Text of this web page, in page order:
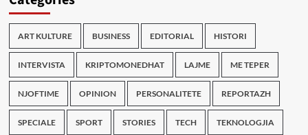
ART KULTURE BUSINESS EDITORIAL HISTORI
INTERVISTA KRIPTOMONEDHAT LAJME ME TEPER
NJOFTIME OPINION PERSONALITETE REPORTAZH
SPECIALE SPORT STORIES TECH TEKNOLOGJIA